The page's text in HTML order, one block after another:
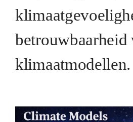
betrouwbaarheid
klimaatmodellen.